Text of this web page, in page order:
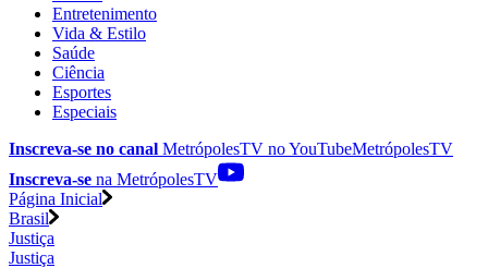
Entretenimento
Vida & Estilo
Saúde
Ciência
Esportes
Especiais
Inscreva-se no canal MetrópolesTV noYouTubeMetrópolesTV
Inscreva-se na MetrópolesTV
Página Inicial
Brasil
Justiça
Justiça